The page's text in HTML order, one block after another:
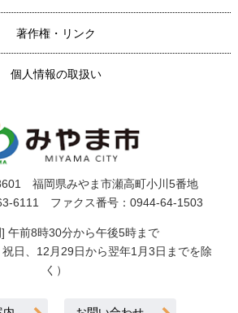
著作権・リンク
個人情報の取扱い
福岡県みやま市瀬高町小川5番地
6111 ファクス番号：0944-64-1503
午前8時30分から午後5時まで
祝日、12月29日から翌年1月3日までを除
く）